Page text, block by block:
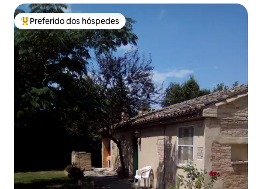
Entre os melhores preferidos dos hóspedes
Preferido dos hóspedes